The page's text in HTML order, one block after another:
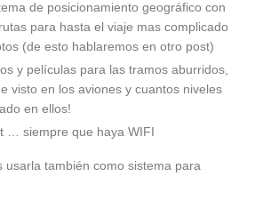
de posicionamiento geográfico con
para hasta el viaje mas complicado
(de esto hablaremos en otro post)
y películas para las tramos aburridos,
visto en los aviones y cuantos niveles
en ellos!
… siempre que haya WIFI
usarla también como sistema para